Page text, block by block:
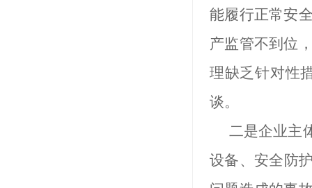
能履行正常安
产监管不到位
理缺乏针对性
谈。
二是企业主
设备、安全防